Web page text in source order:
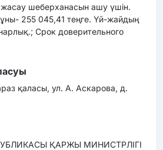
шеберханасын ашу үшін.
255 045,41 теңге. Үй-жайдың
Срок доверительного
қаласы, ул. А. Аскарова, д.
ҚАРЖЫ МИНИСТРЛІГІ